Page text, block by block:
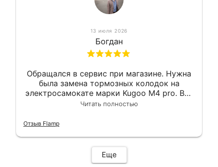
13 июля 2026
Богдан
Обращался в сервис при магазине. Нужна
была замена тормозных колодок на
электросамокате марки Kugoo M4 pro. Всё
сделали в лучшем виде и в максимально
гарантии, поэтому и обратился в этот
Читать полностью
Отзыв Flamp
Еще